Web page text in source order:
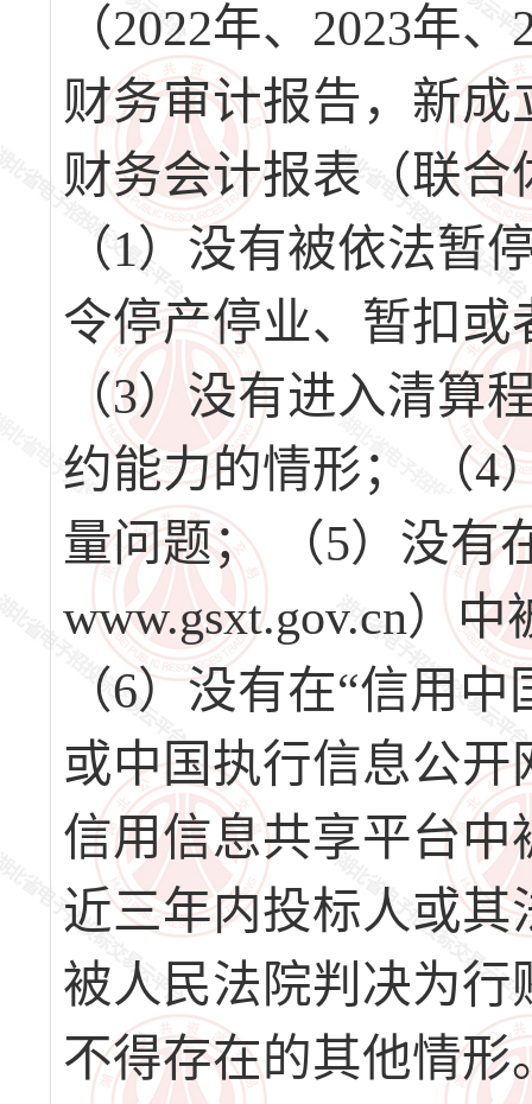
（2022年、2023年
财务审计报告，新
财务会计报表（联
（1）没有被依法暂
令停产停业、暂扣
（3）没有进入清算
约能力的情形； （4
量问题； （5）没有
www.gsxt.gov.cn）
（6）没有在“信用
或中国执行信息公开
信用信息共享平台
近三年内投标人或
被人民法院判决为
不得存在的其他情形